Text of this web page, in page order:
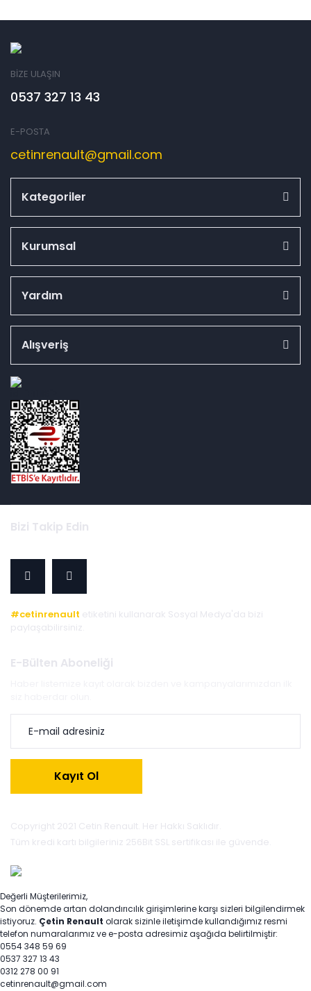
BİZE ULAŞIN
0537 327 13 43
E-POSTA
cetinrenault@gmail.com
Kategoriler
Kurumsal
Yardım
Alışveriş
Bizi Takip Edin
#cetinrenault etiketini kullanarak Sosyal Medya'da bizi
paylaşabilirsiniz.
E-Bülten Aboneliği
Kayıt Ol
Copyright 2021 Cetin Renault. Her Hakkı Saklıdır.
Tüm kredi kartı bilgileriniz 256Bit SSL sertifikası ile güvende.
Değerli Müşterilerimiz,
Son dönemde artan dolandırıcılık girişimlerine karşı sizleri bilgilendirmek
istiyoruz. Çetin Renault olarak sizinle iletişimde kullandığımız resmi
telefon numaralarımız ve e-posta adresimiz aşağıda belirtilmiştir:
0554 348 59 69
0537 327 13 43
0312 278 00 91
cetinrenault@gmail.com